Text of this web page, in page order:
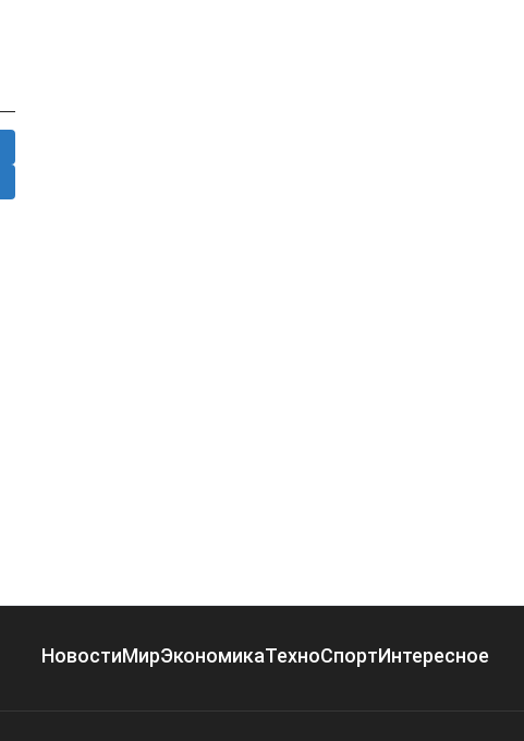
НовостиМирЭкономикаТехноСпортИнтересное